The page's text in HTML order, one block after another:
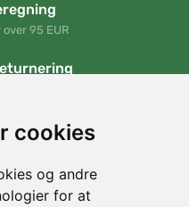
cookies
og andre
for at
95 EUR
ordre når som helst inden for
Læs mere